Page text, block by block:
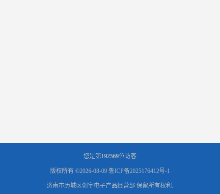
您是第192569位访客
版权所有 ©2026-08-09 鲁ICP备2025176412号-1
济南市历城区创宇电子产品经营部 保留所有权利.